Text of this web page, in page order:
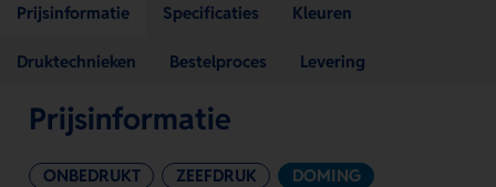
Prijsinformatie Specificaties Kleuren
Druktechnieken Bestelproces Levering
Prijsinformatie
ONBEDRUKT ZEEFDRUK DOMING